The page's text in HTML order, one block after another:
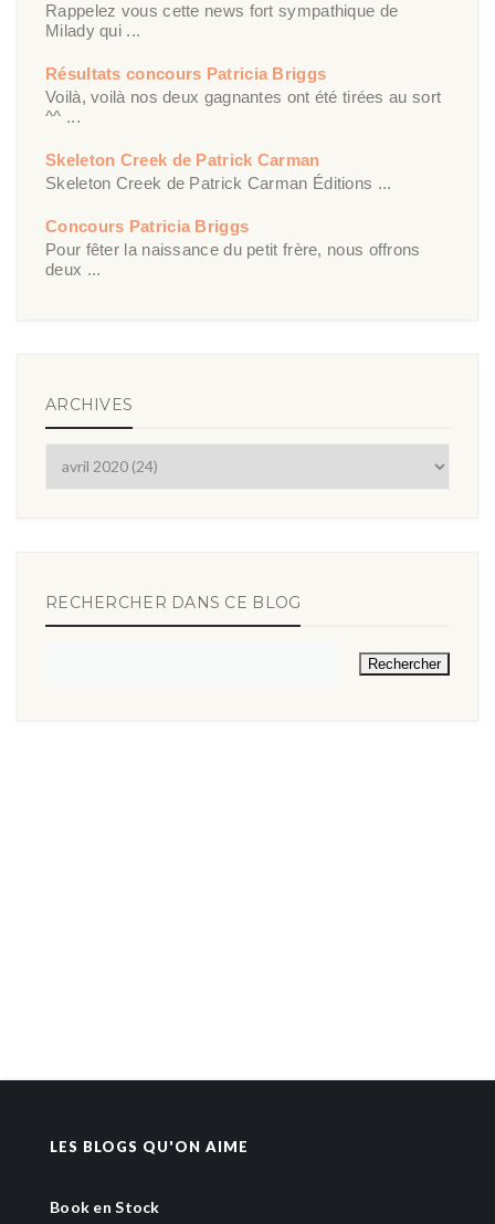
Rappelez vous cette news fort sympathique de
Milady qui ...
Résultats concours Patricia Briggs
Voilà, voilà nos deux gagnantes ont été tirées au sort
^^ ...
Skeleton Creek de Patrick Carman
Skeleton Creek de Patrick Carman Éditions ...
Concours Patricia Briggs
Pour fêter la naissance du petit frère, nous offrons
deux ...
ARCHIVES
RECHERCHER DANS CE BLOG
LES BLOGS QU'ON AIME
Book en Stock